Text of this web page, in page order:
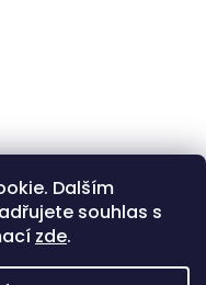
Dalším
souhlas s
zde.